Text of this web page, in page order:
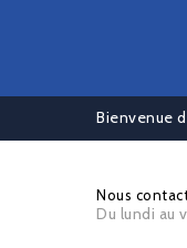
Bienvenue
Nous
Du lundi au